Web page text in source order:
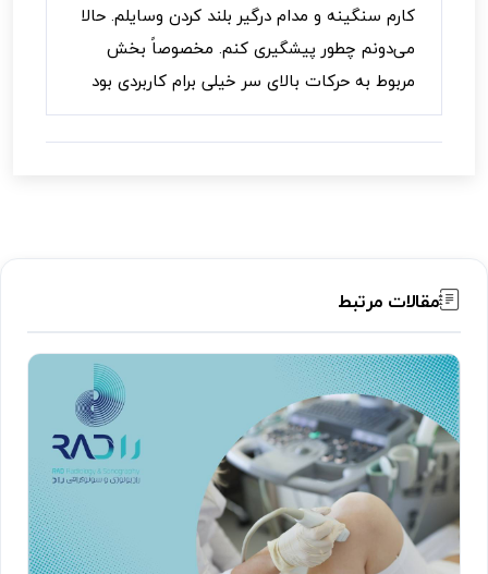
کارم سنگینه و مدام درگیر بلند کردن وسایلم. حالا
می‌دونم چطور پیشگیری کنم. مخصوصاً بخش
مربوط به حرکات بالای سر خیلی برام کاربردی بود
مقالات مرتبط